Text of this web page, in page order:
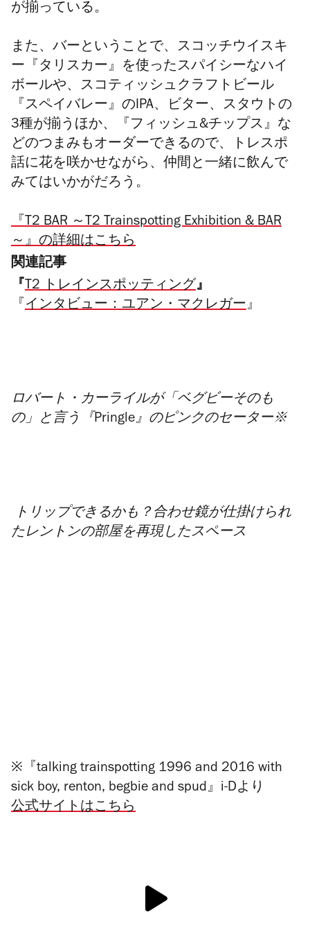
が揃っている。
また、バーということで、スコッチウイスキ
ー『タリスカー』を使ったスパイシーなハイ
ボールや、スコティッシュクラフトビール
『スペイバレー』のIPA、ビター、スタウトの
3種が揃うほか、『フィッシュ&チップス』な
どのつまみもオーダーできるので、トレスポ
話に花を咲かせながら、仲間と一緒に飲んで
みてはいかがだろう。
『T2 BAR ～T2 Trainspotting Exhibition & BAR
～』の詳細はこちら
関連記事
『T2 トレインスポッティング』
『 インタビュー：ユアン・マクレガー』
ロバート・カーライルが「ベグビーそのも
の」と言う『Pringle』のピンクのセーター※
トリップできるかも？合わせ鏡が仕掛けられ
たレントンの部屋を再現したスペース
※『talking trainspotting 1996 and 2016 with
sick boy, renton, begbie and spud』i-Dより
公式サイトはこちら